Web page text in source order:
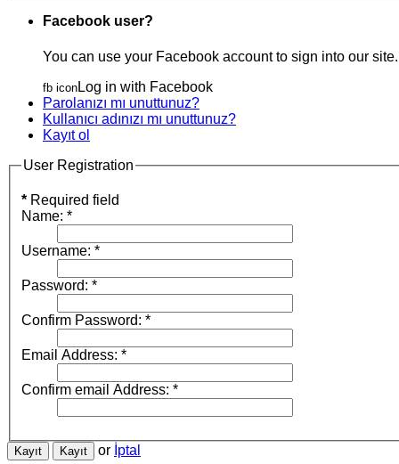
Facebook user?
You can use your Facebook account to sign into our site.
fb icon Log in with Facebook
Parolanızı mı unuttunuz?
Kullanıcı adınızı mı unuttunuz?
Kayıt ol
User Registration
* Required field
Name: *
Username: *
Password: *
Confirm Password: *
Email Address: *
Confirm email Address: *
or İptal